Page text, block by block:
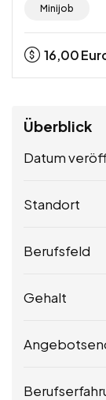
Minijob
16,00
Überblick
Datum
Standort
Berufsfeld
Gehalt